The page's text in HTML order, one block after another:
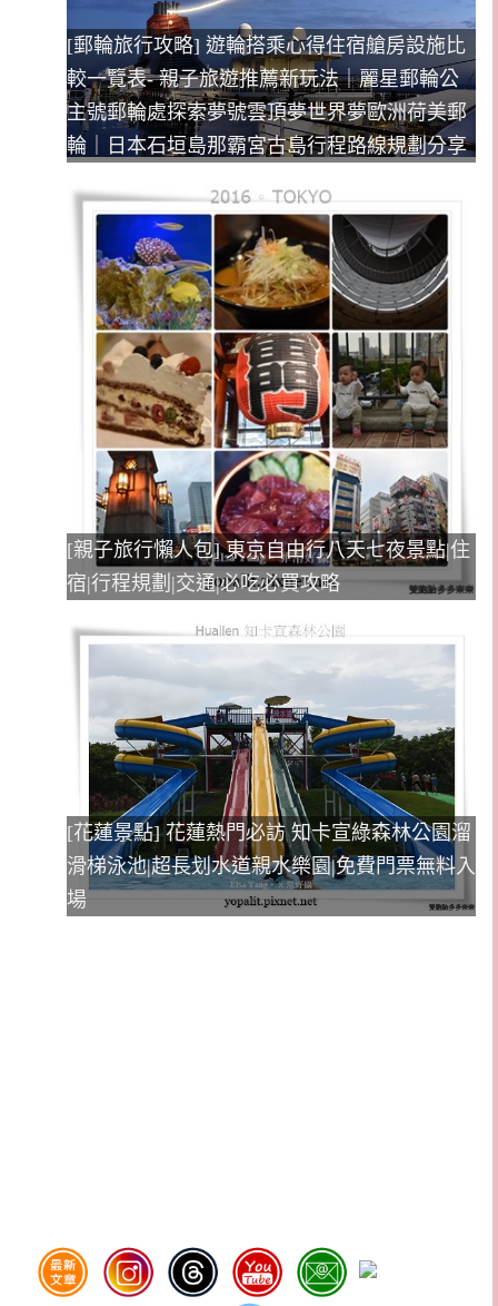
[郵輪旅行攻略] 遊輪搭乘心得住宿艙房設施比
較一覽表- 親子旅遊推薦新玩法｜麗星郵輪公
主號郵輪處探索夢號雲頂夢世界夢歐洲荷美郵
輪｜日本石垣島那霸宮古島行程路線規劃分享
[親子旅行懶人包] 東京自由行八天七夜景點|住
宿|行程規劃|交通|必吃必買攻略
[花蓮景點] 花蓮熱門必訪 知卡宣綠森林公園溜
滑梯泳池|超長划水道親水樂園|免費門票無料入
場